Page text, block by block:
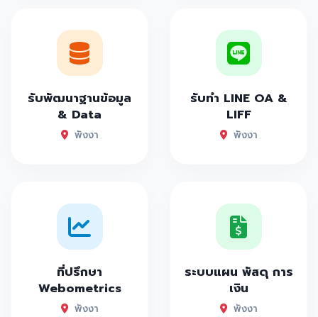
รับพัฒนาฐานข้อมูล
& Data
พังงา
รับทำ LINE OA &
LIFF
พังงา
ที่ปรึกษา
Webometrics
พังงา
ระบบแผน พัสดุ การ
เงิน
พังงา